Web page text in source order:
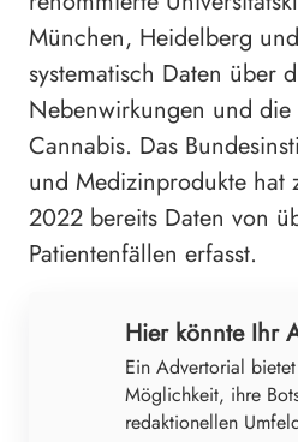
München, Heidelberg
systematisch Daten über
Nebenwirkungen und die
Cannabis. Das
und Medizinprodukte hat
2022 bereits Daten von
Patientenfällen erfasst.
Hier könnte Ihr
Ein Advertorial
Möglichkeit, ihre
redaktionellen